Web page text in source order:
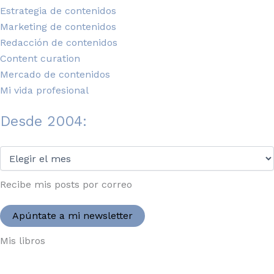
de
a
bordo
Estrategia de contenidos
Marketing de contenidos
Redacción de contenidos
Content curation
Mercado de contenidos
Mi vida profesional
Desde 2004:
2004:
Recibe mis posts por correo
Apúntate a mi newsletter
Mis libros